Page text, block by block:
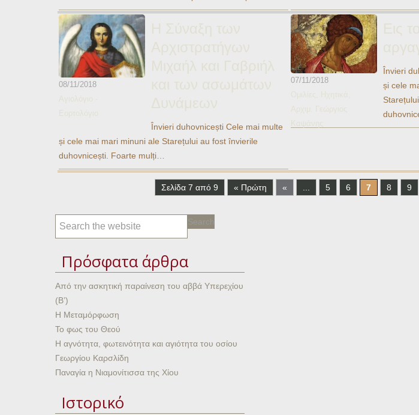
08/11/2018
Αγιολόγιο -
Εορτολόγιο
Η Σύναξη των
Αρχιστρατήγων
Μιχαήλ και Γαβριήλ
και των ασωμάτων
Δυνάμεων
Învieri duhovnicești Cele mai multe
și cele mai mari minuni ale Starețului au fost învierile
duhovnicești. Foarte mulți…
07/11/2018
Ομιλίες
Ηχητικά
Αρχιμ. Γεώργιος
Καψάνης
Εις
Învieri
și cele
Σελίδα 7 από 9 « Πρώτη « 5 6 7 8 9
Πρόσφατα άρθρα
Από την ασκητική παραίνεση του αββά Υπερεχίου
(Β’)
Η Μεταμόρφωση
Το φως του Θεού
Η αγνότητα, φωτεινότητα και αγιότητα του οσίου
Γεωργίου Καρσλίδη
Παναγία η Νιαμονίτισσα της Χίου
Ιστορικό